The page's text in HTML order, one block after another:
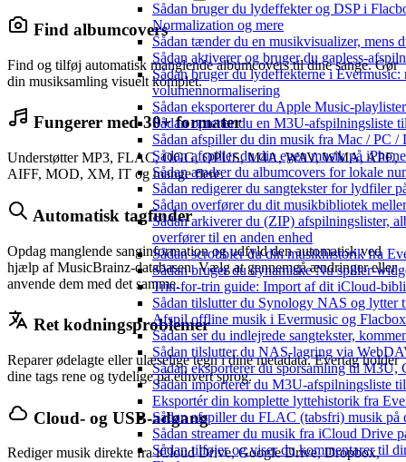
Sådan bruger du lydeffekter og DSP i
Normalization og mere
Sådan tænder du en musikvisualizer, mens
Sådan aktiverer og bruger du gapless-
Sådan bruger du lydeffekterne i
volumennormalisering
Sådan eksporterer du Apple Music-
Sådan opretter du en M3U-
Sådan afspiller du din musik fra Mac / PC
Sådan afspiller du din egen musik på
Sådan ændrer du albumcovers for lokale
Sådan redigerer du sangtekster for lydfiler
Sådan overfører du dit musikbibliotek
Sådan arkiverer du (ZIP) afspilningslister,
overfører til en anden enhed
Sådan scrobbler du din musikhistorik fra
Sådan bruger du dynamiske Nu spiller-
Trin-for-trin guide: Import af dit iCloud-
Sådan tilslutter du Synology NAS og lytter
Afspil offline musik i Evermusic og
Sådan ser du indlejrede sangtekster,
Sådan tilslutter du NAS-lagring via
Sådan eksporterer du sporsamling til
Sådan importerer du M3U-afspilningsliste
Eksportér din komplette lyttehistorik fra
Sådan afspiller du FLAC (tabsfri) musik på
Sådan streamer du musik fra iCloud Drive
Sådan tilføjer og viser du kommentarer til
Find albumcovers
Find og tilføj automatisk manglende albumcovers til dine sange. Gør
din musiksamling visuelt komplet.
Fungerer med 30+ formater
Understøtter MP3, FLAC, OGG, OPUS, M4A, WAV, WMA, APE,
AIFF, MOD, XM, IT og mange flere.
Automatisk tagfinder
Opdag manglende sanginformation og udfyld den automatisk ved
hjælp af MusicBrainz-databasen. Vælg at gennemgå ændringer eller
anvende dem med det samme.
Ret kodningsproblemer
Reparer ødelagte eller ulæselige tegn i dine metadata. Evertag holder
dine tags rene og tydelige på ethvert sprog.
Cloud- og USB-adgang
Rediger musik direkte fra iCloud Drive, Google Drive, Dropbox,